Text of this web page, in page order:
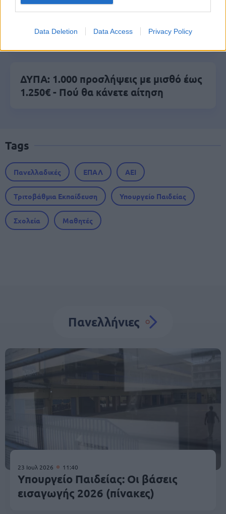
Data Deletion Data Access Privacy Policy
Μόνιμοι στο υπουργείο Εξωτερικών
ΔΥΠΑ: 1.000 προσλήψεις με μισθό έως
1.250€ - Πού θα κάνετε αίτηση
Tags
Πανελλαδικές ΕΠΑΛ ΑΕΙ
Τριτοβάθμια Εκπαίδευση Υπουργείο Παιδείας
Σχολεία Μαθητές
Πανελλήνιες
23 Ιουλ 2026 11:40
Υπουργείο Παιδείας: Οι βάσεις
εισαγωγής 2026 (πίνακες)